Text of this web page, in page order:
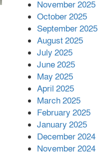
দেয়ার
মোকাবিলায় সহায়তার
এক
হবে
November 2025
October 2025
September 2025
August 2025
July 2025
June 2025
May 2025
April 2025
March 2025
February 2025
January 2025
December 2024
November 2024